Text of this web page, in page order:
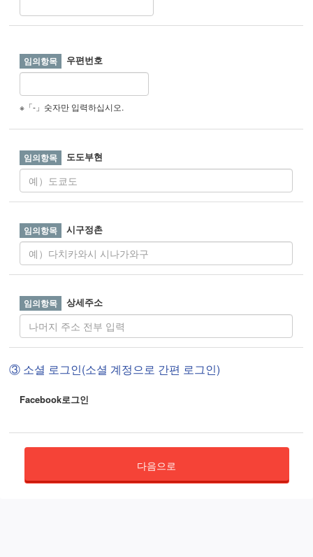
우편번호
※「-」숫자만 입력하십시오.
도도부현
시구정촌
상세주소
③ 소셜 로그인(소셜 계정으로 간편 로그인)
Facebook로그인